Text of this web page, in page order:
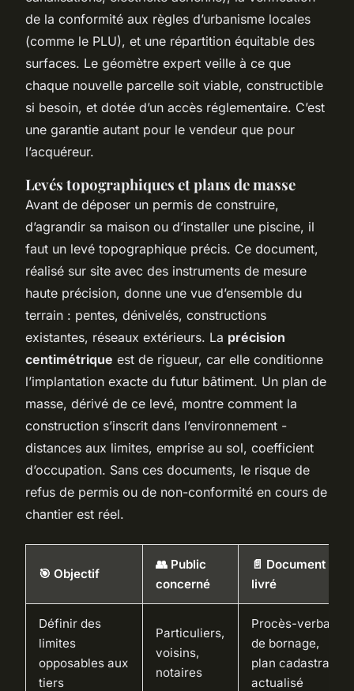
de la conformité aux règles d’urbanisme locales
(comme le PLU), et une répartition équitable des
surfaces. Le géomètre expert veille à ce que
chaque nouvelle parcelle soit viable, constructible
si besoin, et dotée d’un accès réglementaire. C’est
une garantie autant pour le vendeur que pour
l’acquéreur.
Levés topographiques et plans de masse
Avant de déposer un permis de construire,
d’agrandir sa maison ou d’installer une piscine, il
faut un levé topographique précis. Ce document,
réalisé sur site avec des instruments de mesure
haute précision, donne une vue d’ensemble du
terrain : pentes, dénivelés, constructions
existantes, réseaux extérieurs. La précision
centimétrique est de rigueur, car elle conditionne
l’implantation exacte du futur bâtiment. Un plan de
masse, dérivé de ce levé, montre comment la
construction s’inscrit dans l’environnement -
distances aux limites, emprise au sol, coefficient
d’occupation. Sans ces documents, le risque de
refus de permis ou de non-conformité en cours de
chantier est réel.
🎯 Objectif
👥 Public
concerné
📄 Document
livré
Définir des
limites
opposables aux
tiers
Particuliers,
voisins,
notaires
Procès-verbal
de bornage,
plan cadastral
actualisé